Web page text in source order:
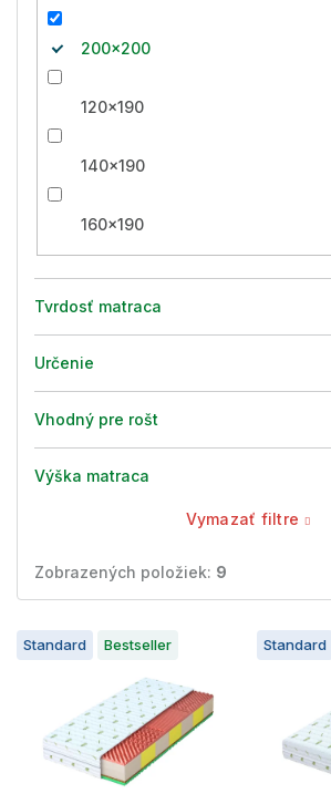
200x200
120x190
140x190
160x190
Tvrdosť matraca
Určenie
Vhodný pre rošt
Výška matraca
Vymazať filtre
Zobrazených položiek: 9
V
ýStandard Bestseller Standard